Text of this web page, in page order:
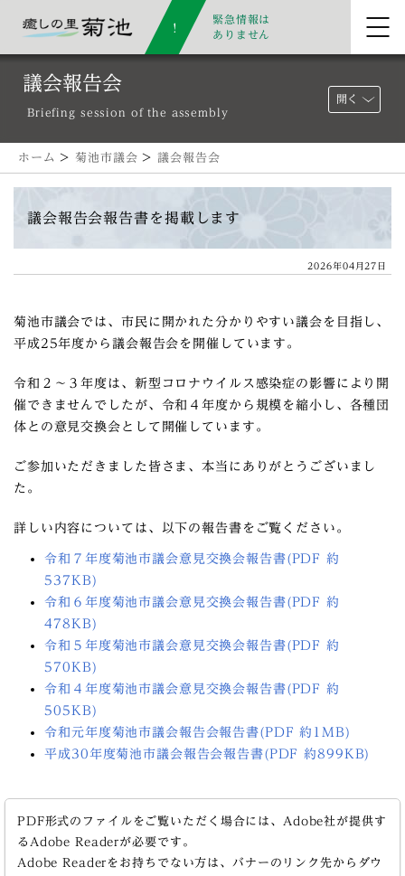
緊急情報は
ありません
議会報告会
Briefing session of the assembly
開く
ホーム > 菊池市議会 >議会報告会
議会報告会報告書を掲載します
2026年04月27日
菊池市議会では、市民に開かれた分かりやすい議会を目指し、
平成25年度から議会報告会を開催しています。
令和２～３年度は、新型コロナウイルス感染症の影響により開
催できませんでしたが、令和４年度から規模を縮小し、各種団
体との意見交換会として開催しています。
ご参加いただきました皆さま、本当にありがとうございまし
た。
詳しい内容については、以下の報告書をご覧ください。
令和７年度菊池市議会意見交換会報告書(PDF 約
537KB)
令和６年度菊池市議会意見交換会報告書(PDF 約
478KB)
令和５年度菊池市議会意見交換会報告書(PDF 約
570KB)
令和４年度菊池市議会意見交換会報告書(PDF 約
505KB)
令和元年度菊池市議会報告会報告書(PDF 約1MB)
平成30年度菊池市議会報告会報告書(PDF 約899KB)
PDF形式のファイルをご覧いただく場合には、Adobe社が提供す
るAdobe Readerが必要です。
Adobe Readerをお持ちでない方は、バナーのリンク先からダウ